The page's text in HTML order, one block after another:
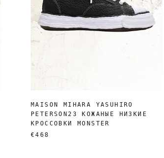
MAISON MIHARA YASUHIRO
PETERSON23 КОЖАНЫЕ НИЗКИЕ
КРОССОВКИ MONSTER
€468